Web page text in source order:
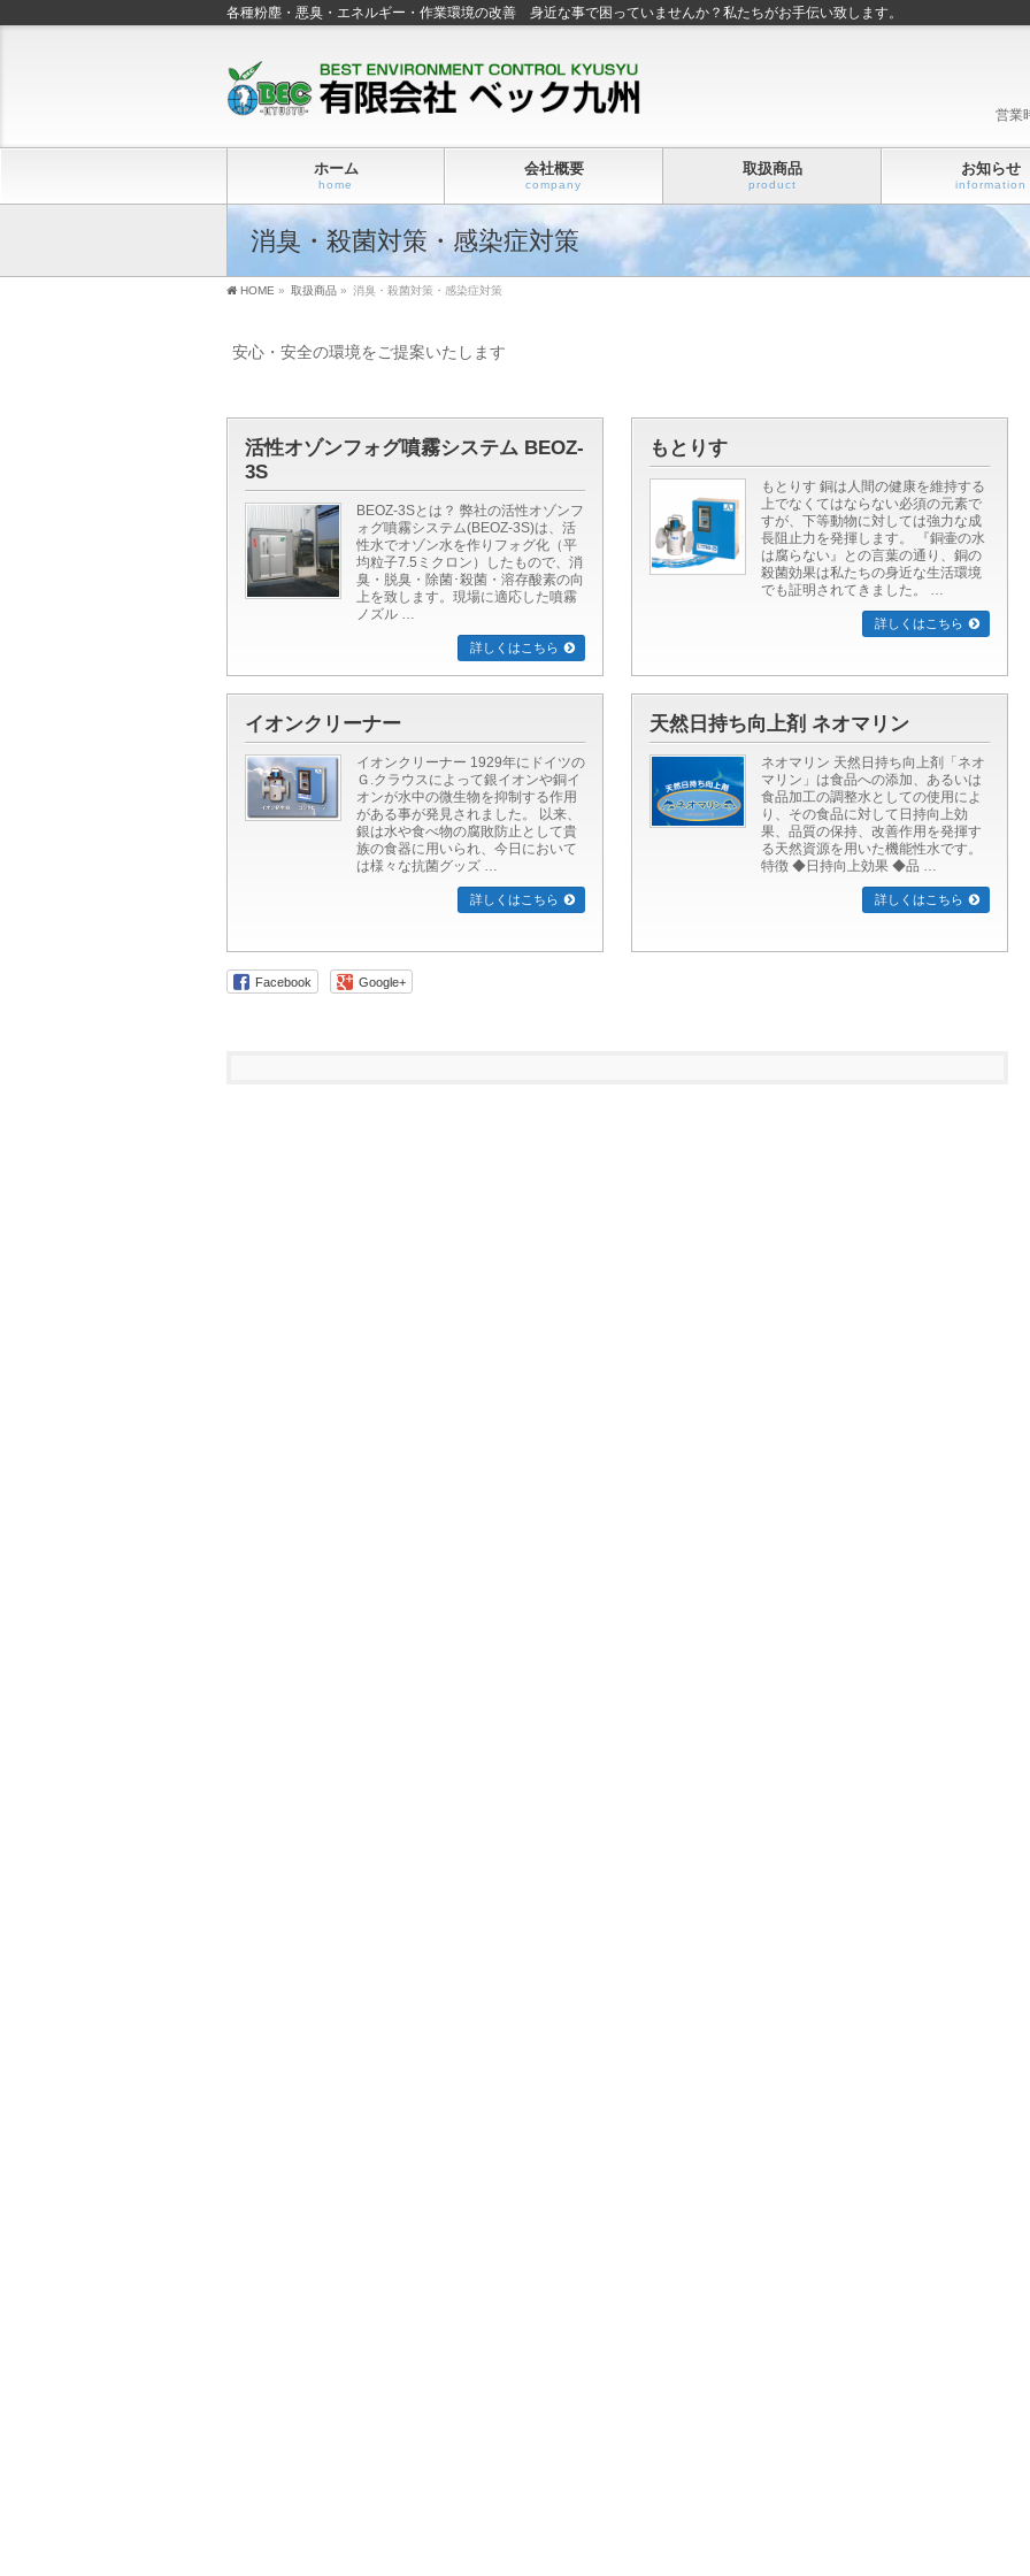
各種粉塵・悪臭・エネルギー・作業環境の改善 身近な事で困っていませんか？私たちがお手伝い致します。
営業
ホーム
home
会社概要
company
取扱商品
product
お知らせ
information
消臭・殺菌対策・感染症対策
HOME » 取扱商品 » 消臭・殺菌対策・感染症対策
安心・安全の環境をご提案いたします
活性オゾンフォグ噴霧システム BEOZ-
3S
BEOZ-3Sとは？ 弊社の活性オゾンフ
ォグ噴霧システム(BEOZ-3S)は、活
性水でオゾン水を作りフォグ化（平
均粒子7.5ミクロン）したもので、消
臭・脱臭・除菌･殺菌・溶存酸素の向
上を致します。現場に適応した噴霧
ノズル …
詳しくはこちら
もとりす
もとりす 銅は人間の健康を維持する
上でなくてはならない必須の元素で
すが、下等動物に対しては強力な成
長阻止力を発揮します。 『銅壷の水
は腐らない』との言葉の通り、銅の
殺菌効果は私たちの身近な生活環境
でも証明されてきました。 …
詳しくはこちら
イオンクリーナー
イオンクリーナー 1929年にドイツの
Ｇ.クラウスによって銀イオンや銅イ
オンが水中の微生物を抑制する作用
がある事が発見されました。 以来、
銀は水や食べ物の腐敗防止として貴
族の食器に用いられ、今日において
は様々な抗菌グッズ …
詳しくはこちら
天然日持ち向上剤 ネオマリン
ネオマリン 天然日持ち向上剤「ネオ
マリン」は食品への添加、あるいは
食品加工の調整水としての使用によ
り、その食品に対して日持向上効
果、品質の保持、改善作用を発揮す
る天然資源を用いた機能性水です。
特徴 ◆日持向上効果 ◆品 …
詳しくはこちら
Facebook Google+